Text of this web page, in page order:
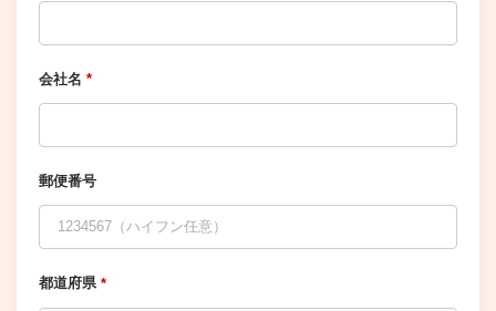
会社名 *
郵便番号
都道府県 *